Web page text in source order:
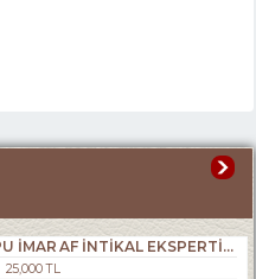
HER TÜRLÜ TAPU İMAR AF İNTİKAL EKSPERTİZLİK VE KENTSEL DÖNÜŞÜM DANIŞMANLIK HİZMETLERİ- ALIM . SATIM. KİRALAMA DA 34 YILLIK TECRÜBE.
25,000 TL